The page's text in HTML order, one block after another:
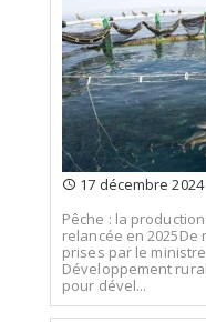
17 décembre 2024
Pêche : la
relancée en
prises par le
Développement
pour dével...